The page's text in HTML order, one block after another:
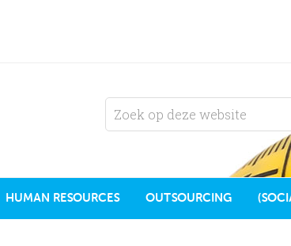
HUMAN RESOURCES OUTSOURCING